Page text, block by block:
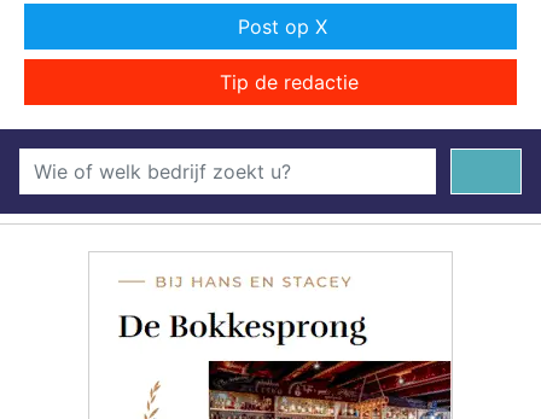
Post op X
Tip de redactie